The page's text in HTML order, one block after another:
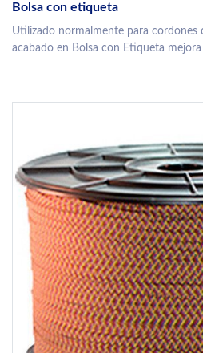
Bolsa con etiqueta
Utilizado normalmente para cordones
acabado en Bolsa con Etiqueta mejora